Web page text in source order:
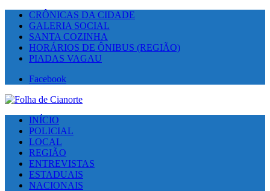
CRÔNICAS DA CIDADE
GALERIA SOCIAL
SANTA COZINHA
HORÁRIOS DE ÔNIBUS (REGIÃO)
PIADAS VAGAU
Facebook
INÍCIO
POLICIAL
LOCAL
REGIÃO
ENTREVISTAS
ESTADUAIS
NACIONAIS